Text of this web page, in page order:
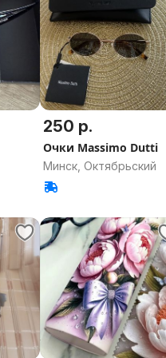
250 р.
Очки Massimo Dutti
Минск, Октябрьский